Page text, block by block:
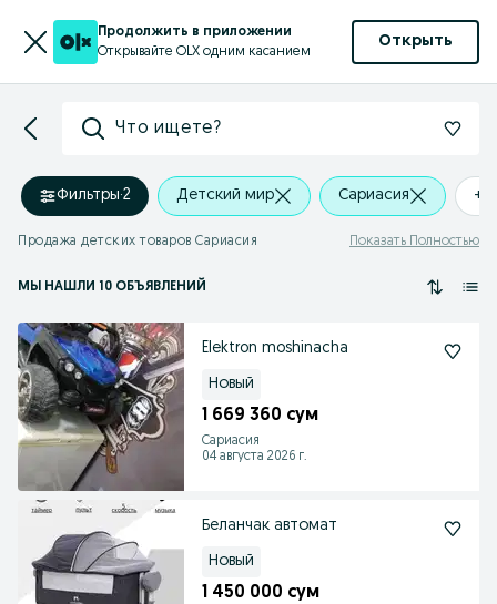
Продолжить в приложении
Открывайте OLX одним касанием
Открыть
Что ищете?
Фильтры·2 Детский мир Сариасия +0
Продажа детских товаров Сариасия Показать Полностью
МЫ НАШЛИ 10 ОБЪЯВЛЕНИЙ
Elektron moshinacha
Новый
1 669 360 сум
Сариасия
04 августа 2026 г.
Беланчак автомат
Новый
1 450 000 сум